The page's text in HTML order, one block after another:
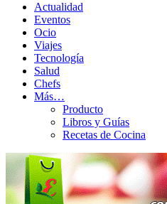
Actualidad
Eventos
Ocio
Viajes
Tecnología
Salud
Chefs
Más…
Producto
Libros y Guías
Recetas de Cocina